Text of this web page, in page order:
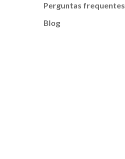
Perguntas frequentes
Blog